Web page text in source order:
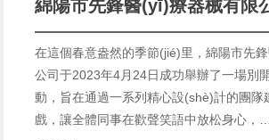
在這個春意盎然的季節(jié)里，綿陽市先
公司于2023年4月24日成功舉辦了一場別
動，旨在通過一系列精心設(shè)計的團
戲，讓全體同事在歡聲笑語中放松身心，…